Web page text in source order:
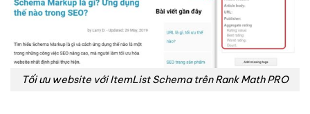
Tối ưu website với ItemList Schema trên Rank Math PRO